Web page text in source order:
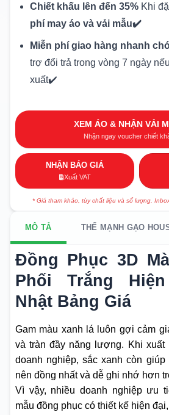
Chiết khấu lên đến 35% Khi
phí may áo và vải mẫu✔️
Miễn phí giao hàng nhanh
trợ đổi trả trong vòng 7 ngày
xuất✔️
XEM ÁO & NHẬN VẢI
Nhận ngay voucher chiết
NHẬN BÁO GIÁ
Xuất VAT
* Giá tham khảo, tùy chất liệu và số lượng.
MÔ TẢ THẾ MẠNH GẠO
Đồng Phục 3D
Phối Trắng
Nhật Bảng Giá
Gam màu xanh lá luôn gợi cảm
và tràn đầy năng lượng. Khi xuất
doanh nghiệp, sắc xanh còn
nên đồng nhất và dễ ghi nhớ hơn
Vì vậy, nhiều doanh nghiệp ưu
mẫu đồng phục có thiết kế hiện